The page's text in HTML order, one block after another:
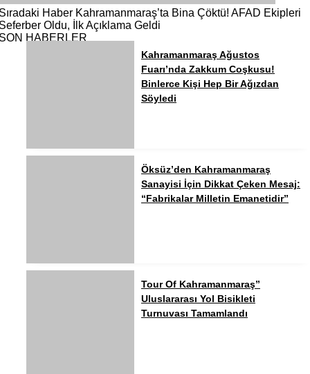
Haber Kahramanmaraş’ta Bina Çöktü! AFAD Ekipleri
Oldu, İlk Açıklama Geldi
HABERLER
Kahramanmaraş Ağustos
Fuarı’nda Zakkum Coşkusu!
Binlerce Kişi Hep Bir Ağızdan
Söyledi
Öksüz’den Kahramanmaraş
Sanayisi İçin Dikkat Çeken Mesaj:
“Fabrikalar Milletin Emanetidir”
Tour Of Kahramanmaraş”
Uluslararası Yol Bisikleti
Turnuvası Tamamlandı